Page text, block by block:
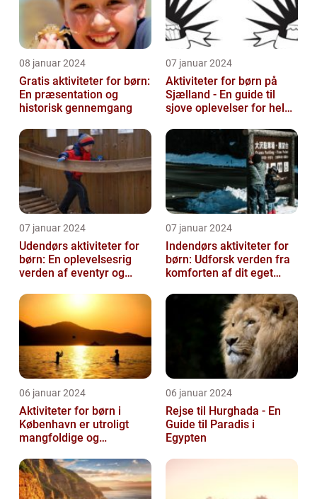
08 januar 2024
Gratis aktiviteter for børn:
En præsentation og
historisk gennemgang
07 januar 2024
Aktiviteter for børn på
Sjælland - En guide til
sjove oplevelser for hele
07 januar 2024
Udendørs aktiviteter for
børn: En oplevelsesrig
verden af eventyr og
07 januar 2024
Indendørs aktiviteter for
børn: Udforsk verden fra
komforten af dit eget
06 januar 2024
Aktiviteter for børn i
København er utroligt
mangfoldige og
06 januar 2024
Rejse til Hurghada - En
Guide til Paradis i
Egypten